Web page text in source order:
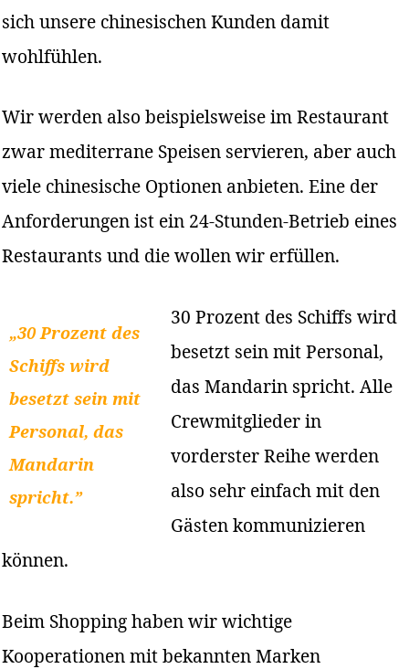
sich unsere chinesischen Kunden damit
wohlfühlen.
Wir werden also beispielsweise im Restaurant
zwar mediterrane Speisen servieren, aber auch
viele chinesische Optionen anbieten. Eine der
Anforderungen ist ein 24-Stunden-Betrieb eines
Restaurants und die wollen wir erfüllen.
„30 Prozent des
Schiffs wird
besetzt sein mit
Personal, das
Mandarin
spricht.”
30 Prozent des Schiffs wird
besetzt sein mit Personal,
das Mandarin spricht. Alle
Crewmitglieder in
vorderster Reihe werden
also sehr einfach mit den
Gästen kommunizieren
können.
Beim Shopping haben wir wichtige
Kooperationen mit bekannten Marken